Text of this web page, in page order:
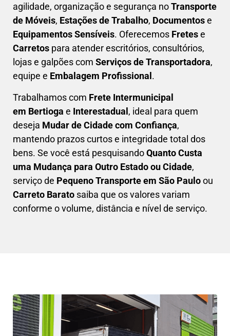
agilidade, organização e segurança noTransporte
de Móveis, Estações de Trabalho, Documentose
Equipamentos Sensíveis. Oferecemos Fretese
Carretos para atender escritórios, consultórios,
lojas e galpões com Serviços de Transportadora,
equipe e Embalagem Profissional .
Trabalhamos com Frete Intermunicipal
em Bertioga e Interestadual, ideal para quem
deseja Mudar de Cidade com Confiança,
mantendo prazos curtos e integridade total dos
bens. Se você está pesquisandoQuanto Custa
uma Mudança para Outro Estado ou Cidade,
serviço de Pequeno Transporte em São Pauloou
Carreto Barato saiba que os valores variam
conforme o volume, distância e nível de serviço.